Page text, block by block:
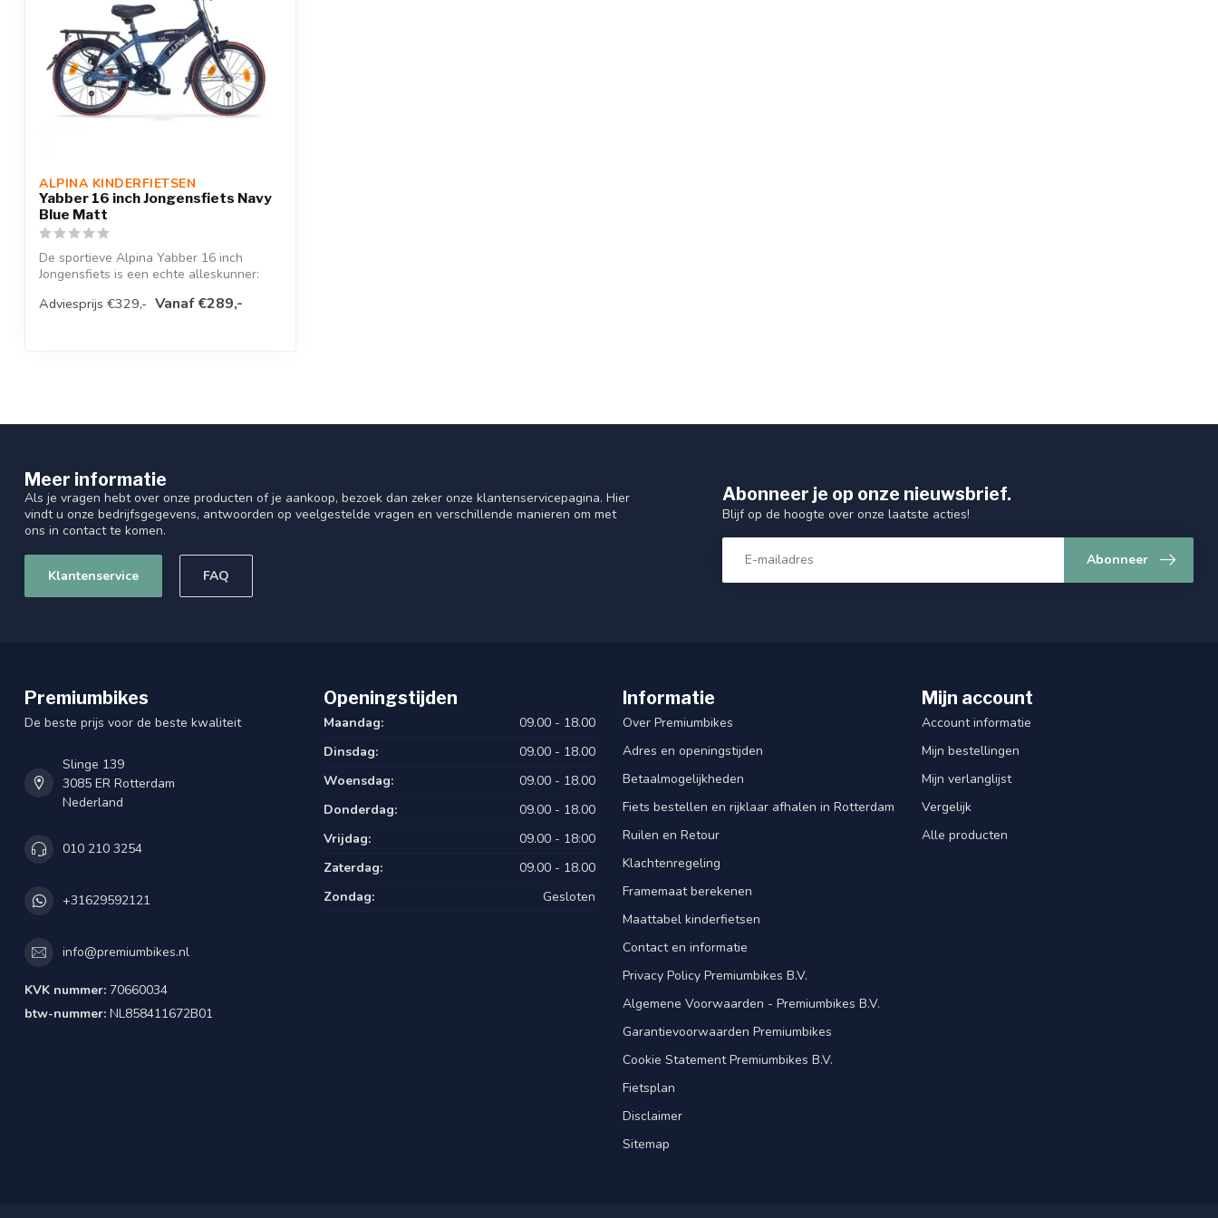
Framehoogte
Frame type
Aantal versnellingen
Verlichting achter
Binnenbeenlengte
Modelaanduiding
Voordrager
Versnelling Geen
Verlichting voor
Verlichting stroomtoevoer
Type remsysteem voor
Type band
Stuurpen
ALPINA KINDERFIETSEN
Yabber 16 inch Jongensfiets Navy
Blue Matt
De sportieve Alpina Yabber 16 inch
Jongensfiets is een echte alleskunner:
Adviesprijs €329,- Vanaf €289,-
Meer informatie
Als je vragen hebt over onze producten of je aankoop, bezoek dan zeker onze klantenservicepagina. Hier
vindt u onze bedrijfsgegevens, antwoorden op veelgestelde vragen en verschillende manieren om met
ons in contact te komen.
Klantenservice FAQ
Abonneer je op onze nieuwsbrief.
Blijf op de hoogte over onze laatste acties!
Abonneer
Premiumbikes
De beste prijs voor de beste kwaliteit
Slinge 139
3085 ER Rotterdam
Nederland
010 210 3254
+31629592121
info@premiumbikes.nl
KVK nummer: 70660034
btw-nummer: NL858411672B01
Openingstijden
Maandag:
09.00 - 18.00
Dinsdag:
09.00 - 18.00
Woensdag:
09.00 - 18.00
Donderdag:
09.00 - 18.00
Vrijdag:
09.00 - 18:00
Zaterdag:
09.00 - 18.00
Zondag:
Gesloten
Informatie
Over Premiumbikes
Adres en openingstijden
Betaalmogelijkheden
Fiets bestellen en rijklaar afhalen in Rotterdam
Ruilen en Retour
Klachtenregeling
Framemaat berekenen
Maattabel kinderfietsen
Contact en informatie
Privacy Policy Premiumbikes B.V.
Algemene Voorwaarden - Premiumbikes B.V.
Garantievoorwaarden Premiumbikes
Cookie Statement Premiumbikes B.V.
Fietsplan
Disclaimer
Sitemap
Mijn account
Account informatie
Mijn bestellingen
Mijn verlanglijst
Vergelijk
Alle producten